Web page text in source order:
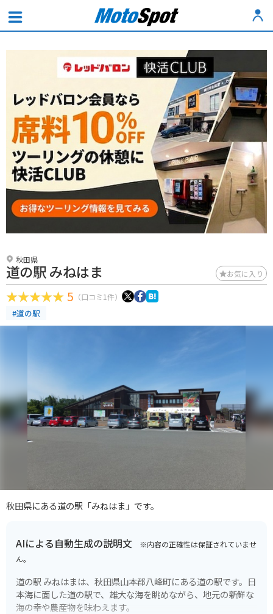
秋田県
道の駅 みねはま お気に入り
5 （口コミ1件）
#道の駅
秋田県にある道の駅「みねはま」です。
AIによる自動生成の説明文 ※内容の正確性は保証されていませ
ん。
道の駅 みねはまは、秋田県山本郡八峰町にある道の駅です。日
本海に面した道の駅で、雄大な海を眺めながら、地元の新鮮な
海の幸や農産物を味わえます。